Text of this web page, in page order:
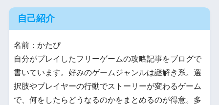
自己紹介
名前：かたぴ
自分がプレイしたフリーゲームの攻略記事をブログで
書いています。好みのゲームジャンルは謎解き系。選
択肢やプレイヤーの行動でストーリーが変わるゲーム
で、何をしたらどうなるのかをまとめるのが得意。多